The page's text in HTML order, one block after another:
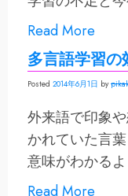
Read More
多言語学習の
Posted 2014年6月1日 by
外来語で印象
かれていた言
意味がわかる
Read More